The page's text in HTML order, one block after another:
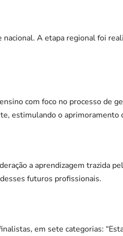
A etapa regional foi
com foco no processo de
estimulando o aprimoramento
a aprendizagem trazida
futuros profissionais.
em sete categorias: